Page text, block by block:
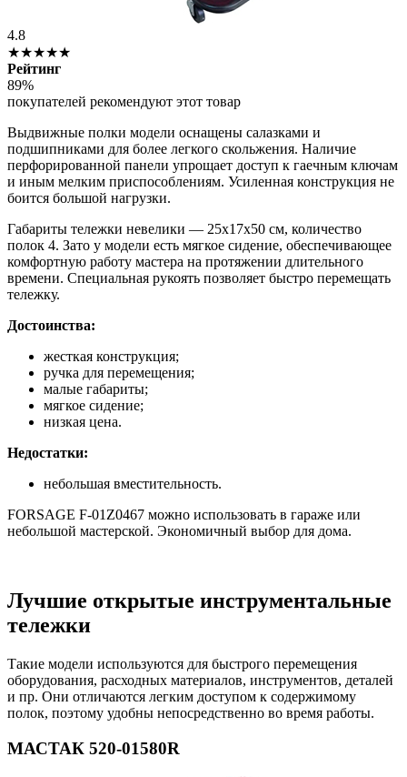
4.8
★★★★★
Рейтинг
89%
покупателей рекомендуют этот товар
Выдвижные полки модели оснащены салазками и
подшипниками для более легкого скольжения. Наличие
перфорированной панели упрощает доступ к гаечным ключам
и иным мелким приспособлениям. Усиленная конструкция не
боится большой нагрузки.
Габариты тележки невелики — 25х17х50 см, количество
полок 4. Зато у модели есть мягкое сидение, обеспечивающее
комфортную работу мастера на протяжении длительного
времени. Специальная рукоять позволяет быстро перемещать
тележку.
Достоинства:
жесткая конструкция;
ручка для перемещения;
малые габариты;
мягкое сидение;
низкая цена.
Недостатки:
небольшая вместительность.
FORSAGE F-01Z0467 можно использовать в гараже или
небольшой мастерской. Экономичный выбор для дома.
Лучшие открытые инструментальные
тележки
Такие модели используются для быстрого перемещения
оборудования, расходных материалов, инструментов, деталей
и пр. Они отличаются легким доступом к содержимому
полок, поэтому удобны непосредственно во время работы.
МАСТАК 520-01580R